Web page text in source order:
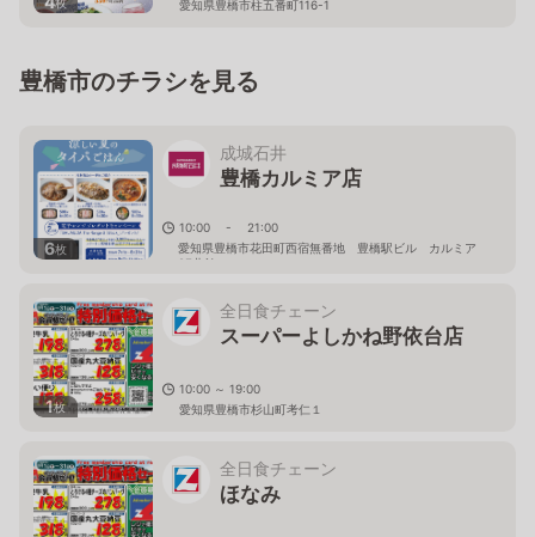
愛知県豊橋市柱五番町116-1
豊橋市のチラシを見る
6枚
成城石井
豊橋カルミア店
10:00 - 21:00
愛知県豊橋市花田町西宿無番地 豊橋駅ビル カルミア
2F北館
1枚
全日食チェーン
スーパーよしかね野依台店
10:00 ～ 19:00
愛知県豊橋市杉山町考仁１
全日食チェーン
ほなみ